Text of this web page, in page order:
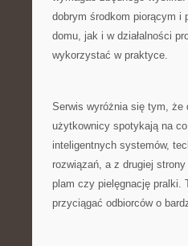
dobrym środkom piorącym i
domu, jak i w działalności
wykorzystać w praktyce.
Serwis wyróżnia się tym, że
użytkownicy spotykają na
inteligentnych systemów,
rozwiązań, a z drugiej
plam czy pielęgnację pralki.
przyciągać odbiorców o